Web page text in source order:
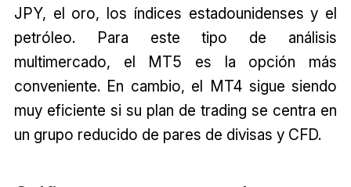
JPY, el oro, los índices estadounidenses y el
petróleo. Para este tipo de análisis
multimercado, el MT5 es la opción más
conveniente. En cambio, el MT4 sigue siendo
muy eficiente si su plan de trading se centra en
un grupo reducido de pares de divisas y CFD.